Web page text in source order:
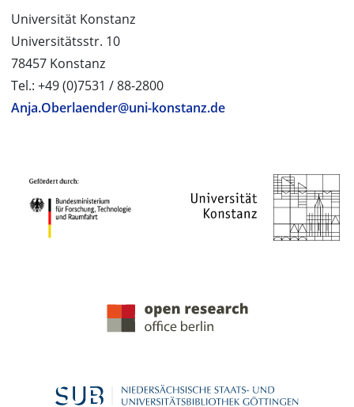
Universität Konstanz
Universitätsstr. 10
78457 Konstanz
Tel.: +49 (0)7531 / 88-2800
Anja.Oberlaender@uni-konstanz.de